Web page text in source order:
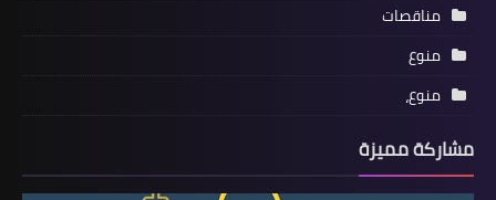
مناقصات
منوع
منوع،
مشاركة مميزة